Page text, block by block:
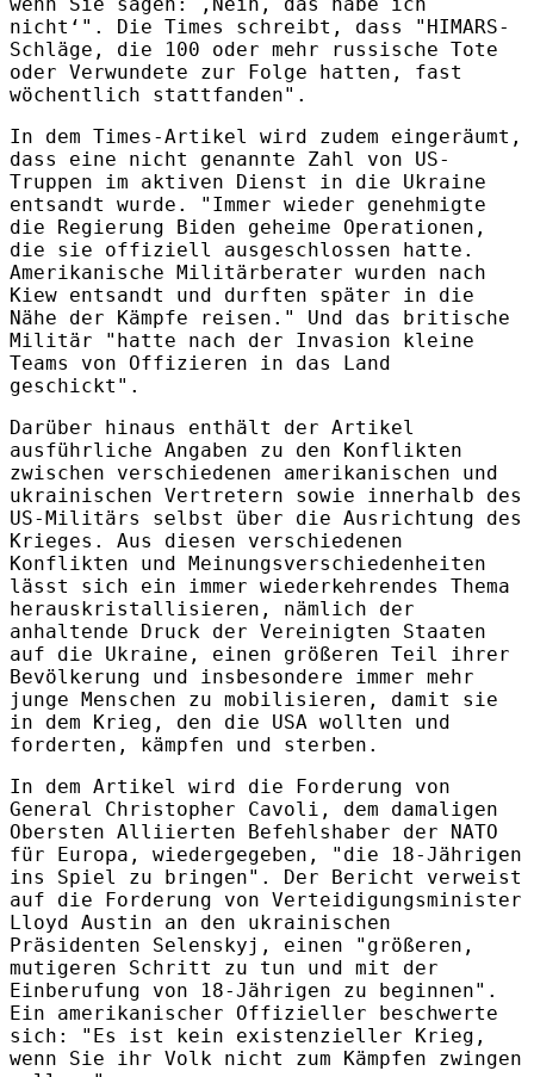
nicht‘". Die Times schreibt, dass "HIMARS-
Schläge, die 100 oder mehr russische Tote
oder Verwundete zur Folge hatten, fast
wöchentlich stattfanden".
In dem Times-Artikel wird zudem eingeräumt,
dass eine nicht genannte Zahl von US-
Truppen im aktiven Dienst in die Ukraine
entsandt wurde. "Immer wieder genehmigte
die Regierung Biden geheime Operationen,
die sie offiziell ausgeschlossen hatte.
Amerikanische Militärberater wurden nach
Kiew entsandt und durften später in die
Nähe der Kämpfe reisen." Und das britische
Militär "hatte nach der Invasion kleine
Teams von Offizieren in das Land
geschickt".
Darüber hinaus enthält der Artikel
ausführliche Angaben zu den Konflikten
zwischen verschiedenen amerikanischen und
ukrainischen Vertretern sowie innerhalb des
US-Militärs selbst über die Ausrichtung des
Krieges. Aus diesen verschiedenen
Konflikten und Meinungsverschiedenheiten
lässt sich ein immer wiederkehrendes Thema
herauskristallisieren, nämlich der
anhaltende Druck der Vereinigten Staaten
auf die Ukraine, einen größeren Teil ihrer
Bevölkerung und insbesondere immer mehr
junge Menschen zu mobilisieren, damit sie
in dem Krieg, den die USA wollten und
forderten, kämpfen und sterben.
In dem Artikel wird die Forderung von
General Christopher Cavoli, dem damaligen
Obersten Alliierten Befehlshaber der NATO
für Europa, wiedergegeben, "die 18-Jährigen
ins Spiel zu bringen". Der Bericht verweist
auf die Forderung von Verteidigungsminister
Lloyd Austin an den ukrainischen
Präsidenten Selenskyj, einen "größeren,
mutigeren Schritt zu tun und mit der
Einberufung von 18-Jährigen zu beginnen".
Ein amerikanischer Offizieller beschwerte
sich: "Es ist kein existenzieller Krieg,
wenn Sie ihr Volk nicht zum Kämpfen zwingen